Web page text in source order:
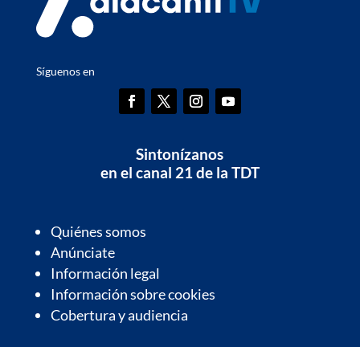
Síguenos en
Sintonízanos
en el canal 21 de la TDT
Quiénes somos
Anúnciate
Información legal
Información sobre cookies
Cobertura y audiencia